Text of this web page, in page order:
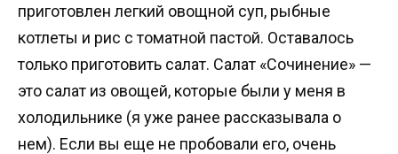
приготовлен легкий овощной суп, рыбные
котлеты и рис с томатной пастой. Оставалось
только приготовить салат. Салат «Сочинение» —
это салат из овощей, которые были у меня в
холодильнике (я уже ранее рассказывала о
нем). Если вы еще не пробовали его, очень